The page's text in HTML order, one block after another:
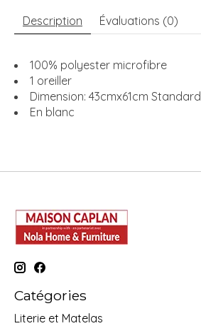
Description Évaluations (0)
100% polyester microfibre
1 oreiller
Dimension: 43cmx61cm Standard
En blanc
Catégories
Literie et Matelas